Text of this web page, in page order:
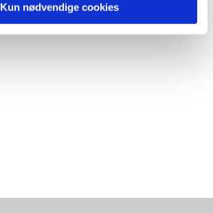
Kun nødvendige cookies